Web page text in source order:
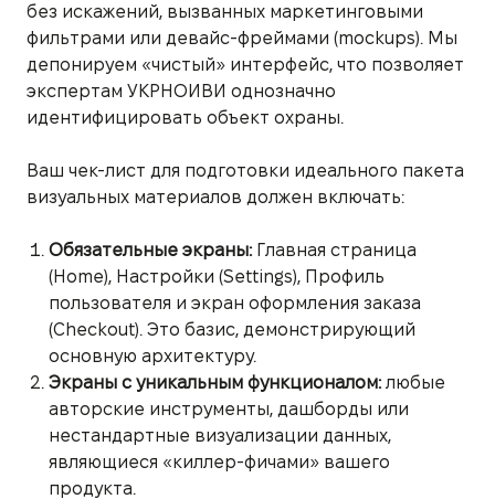
без искажений, вызванных маркетинговыми
фильтрами или девайс-фреймами (mockups). Мы
депонируем «чистый» интерфейс, что позволяет
экспертам УКРНОИВИ однозначно
идентифицировать объект охраны.
Ваш чек-лист для подготовки идеального пакета
визуальных материалов должен включать:
Обязательные экраны:Главная страница
(Home), Настройки (Settings), Профиль
пользователя и экран оформления заказа
(Checkout). Это базис, демонстрирующий
основную архитектуру.
Экраны с уникальным функционалом:любые
авторские инструменты, дашборды или
нестандартные визуализации данных,
являющиеся «киллер-фичами» вашего
продукта.